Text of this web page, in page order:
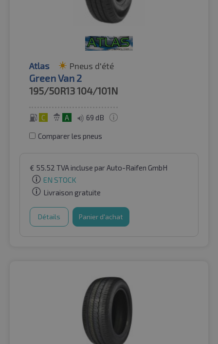
Atlas Pneus d'été
Green Van 2
195/50R13104/101N
C A 69 dB
Comparer les pneus
€ 55.52 TVA incluse par Auto-Raifen GmbH
EN STOCK
Livraison gratuite
Détails Panier d'achat